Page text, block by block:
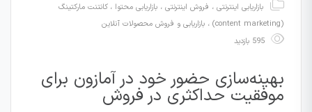
بازاریابی اینترنتی ، فروش اینترنتی ، بازاریابی محتوا ، کانتنت مارکتینگ
(content marketing)
، بازاریابی و فروش محصولات آنلاین
بهینه‌سازی حضور خود در آمازون برای
موفقیت حداکثری در فروش